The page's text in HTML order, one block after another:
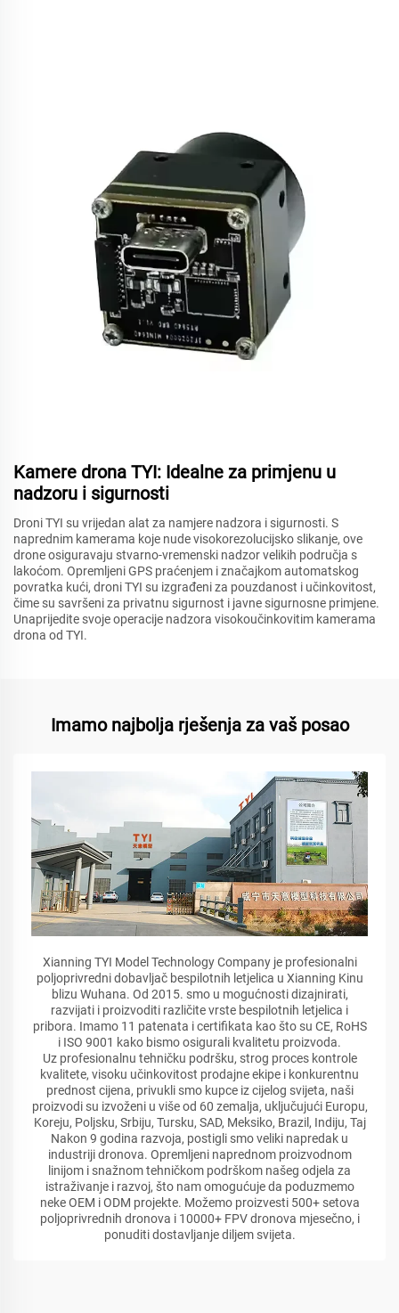
Kamere drona TYI: Idealne za primjenu u
nadzoru i sigurnosti
Droni TYI su vrijedan alat za namjere nadzora i sigurnosti. S
naprednim kamerama koje nude visokorezolucijsko slikanje, ove
drone osiguravaju stvarno-vremenski nadzor velikih područja s
lakoćom. Opremljeni GPS praćenjem i značajkom automatskog
povratka kući, droni TYI su izgrađeni za pouzdanost i učinkovitost,
čime su savršeni za privatnu sigurnost i javne sigurnosne primjene.
Unaprijedite svoje operacije nadzora visokoučinkovitim kamerama
drona od TYI.
Imamo najbolja rješenja za vaš posao
Xianning TYI Model Technology Company je profesionalni
poljoprivredni dobavljač bespilotnih letjelica u Xianning Kinu
blizu Wuhana. Od 2015. smo u mogućnosti dizajnirati,
razvijati i proizvoditi različite vrste bespilotnih letjelica i
pribora. Imamo 11 patenata i certifikata kao što su CE, RoHS
i ISO 9001 kako bismo osigurali kvalitetu proizvoda.
Uz profesionalnu tehničku podršku, strog proces kontrole
kvalitete, visoku učinkovitost prodajne ekipe i konkurentnu
prednost cijena, privukli smo kupce iz cijelog svijeta, naši
proizvodi su izvoženi u više od 60 zemalja, uključujući Europu,
Koreju, Poljsku, Srbiju, Tursku, SAD, Meksiko, Brazil, Indiju, Taj
Nakon 9 godina razvoja, postigli smo veliki napredak u
industriji dronova. Opremljeni naprednom proizvodnom
linijom i snažnom tehničkom podrškom našeg odjela za
istraživanje i razvoj, što nam omogućuje da poduzmemo
neke OEM i ODM projekte. Možemo proizvesti 500+ setova
poljoprivrednih dronova i 10000+ FPV dronova mjesečno, i
ponuditi dostavljanje diljem svijeta.